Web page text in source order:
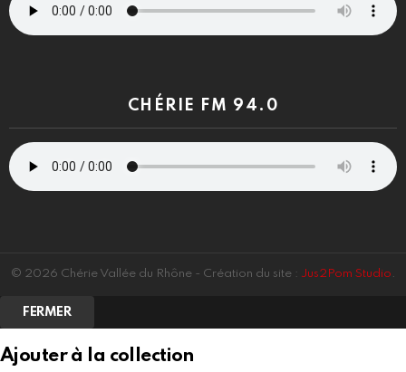
CHÉRIE FM 94.0
© 2026 Chérie Vallée du Rhône - Création du site : Jus2Pom Studio .
FERMER
Ajouter à la collection